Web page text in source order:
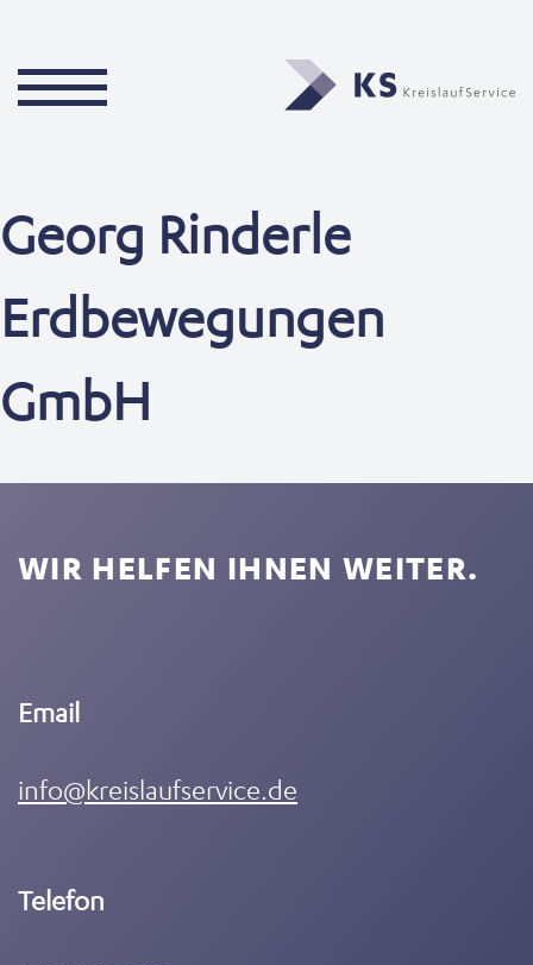
Georg Rinderle
Erdbewegungen
GmbH
WIR HELFEN IHNEN WEITER.
Email
info@kreislaufservice.de
Telefon